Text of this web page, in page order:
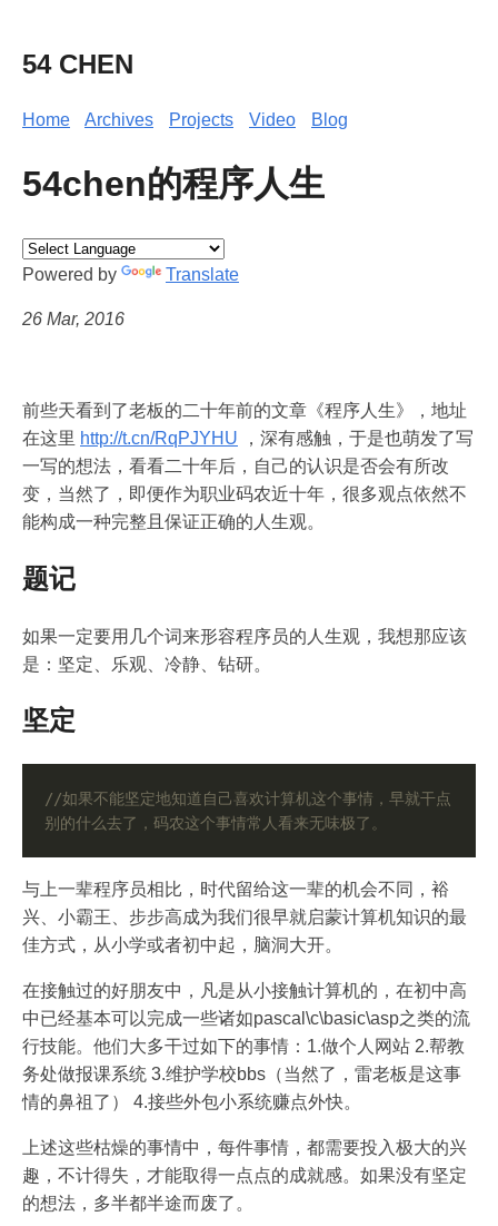
54 CHEN
Home Archives Projects Video Blog
54chen的程序人生
Powered by Translate
26 Mar, 2016
前些天看到了老板的二十年前的文章《程序人生》，地址
在这里 http://t.cn/RqPJYHU ，深有感触，于是也萌发了写
一写的想法，看看二十年后，自己的认识是否会有所改
变，当然了，即便作为职业码农近十年，很多观点依然不
能构成一种完整且保证正确的人生观。
题记
如果一定要用几个词来形容程序员的人生观，我想那应该
是：坚定、乐观、冷静、钻研。
坚定
//如果不能坚定地知道自己喜欢计算机这个事情，早就干点
与上一辈程序员相比，时代留给这一辈的机会不同，裕
兴、小霸王、步步高成为我们很早就启蒙计算机知识的最
佳方式，从小学或者初中起，脑洞大开。
在接触过的好朋友中，凡是从小接触计算机的，在初中高
中已经基本可以完成一些诸如pascal\c\basic\asp之类的流
行技能。他们大多干过如下的事情：1.做个人网站 2.帮教
务处做报课系统 3.维护学校bbs（当然了，雷老板是这事
情的鼻祖了） 4.接些外包小系统赚点外快。
上述这些枯燥的事情中，每件事情，都需要投入极大的兴
趣，不计得失，才能取得一点点的成就感。如果没有坚定
的想法，多半都半途而废了。